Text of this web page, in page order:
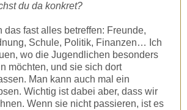
du da konkret?
das fast alles betreffen: Freunde,
Schule, Politik, Finanzen… Ich
wo die Jugendlichen besonders
möchten, und sie sich dort
Man kann auch mal ein
Wichtig ist dabei aber, dass wir
Wenn sie nicht passieren, ist es